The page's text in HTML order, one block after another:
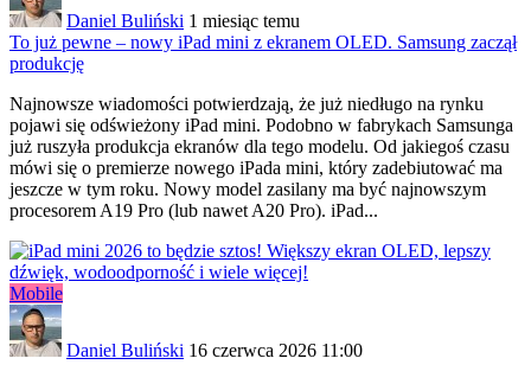
Daniel Buliński 1 miesiąc temu
To już pewne – nowy iPad mini z ekranem OLED. Samsung zaczął
produkcję
Najnowsze wiadomości potwierdzają, że już niedługo na rynku
pojawi się odświeżony iPad mini. Podobno w fabrykach Samsunga
już ruszyła produkcja ekranów dla tego modelu. Od jakiegoś czasu
mówi się o premierze nowego iPada mini, który zadebiutować ma
jeszcze w tym roku. Nowy model zasilany ma być najnowszym
procesorem A19 Pro (lub nawet A20 Pro). iPad...
Mobile
Daniel Buliński 16 czerwca 2026 11:00